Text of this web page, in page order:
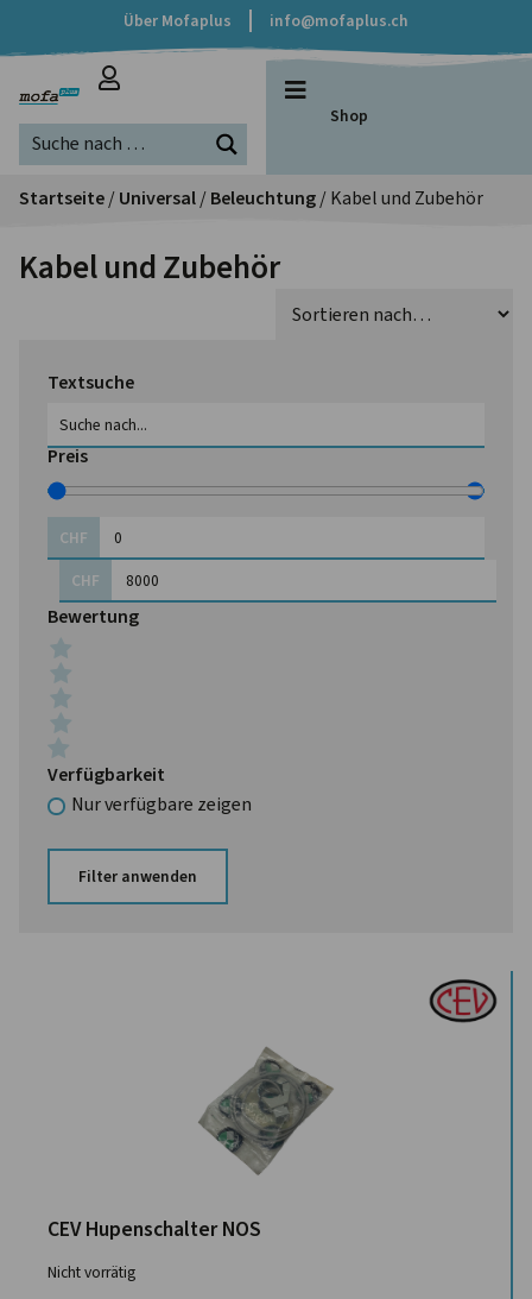
Über Mofaplus info@mofaplus.ch
Shop
Startseite/Universal/Beleuchtung/ Kabel und Zubehör
Kabel und Zubehör
Textsuche
Preis
CHF
CHF
Bewertung
Verfügbarkeit
Nur verfügbare zeigen
Filter anwenden
CEV Hupenschalter NOS
Nicht vorrätig